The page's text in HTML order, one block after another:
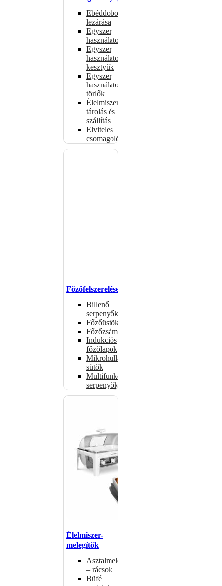
Ebéddobozok
lezárása
Egyszer
használatos
Egyszer
használatos
kesztyűk
Egyszer
használatos
törlők
Élelmiszer-
tárolás és
szállítás
Elviteles
csomagolóanyagok
Főzőfelszerelések
Billenő
serpenyők
Főzőüstök
Főzőzsámolyok
Indukciós
főzőlapok
Mikrohullámú
sütők
Multifunkciós
serpenyők
Élelmiszer-
melegítők
Asztalmelegítők
– rácsok
Büfé